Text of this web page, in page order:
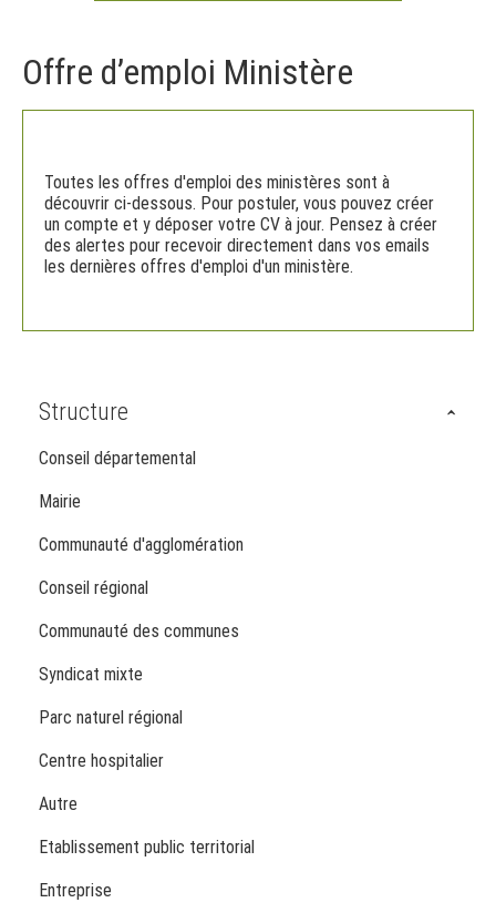
Offre d’emploi Ministère
Toutes les offres d'emploi des ministères sont à
découvrir ci-dessous. Pour postuler, vous pouvez créer
un compte et y déposer votre CV à jour. Pensez à créer
des alertes pour recevoir directement dans vos emails
les dernières offres d'emploi d'un ministère.
Structure
Conseil départemental
Mairie
Communauté d'agglomération
Conseil régional
Communauté des communes
Syndicat mixte
Parc naturel régional
Centre hospitalier
Autre
Etablissement public territorial
Entreprise